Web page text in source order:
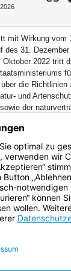
mit Wirkung vom
des 31.
Oktober 2022 tritt
die Richtlinien
und
der
2014 (AllMBl.
vom 3.
ist, außer